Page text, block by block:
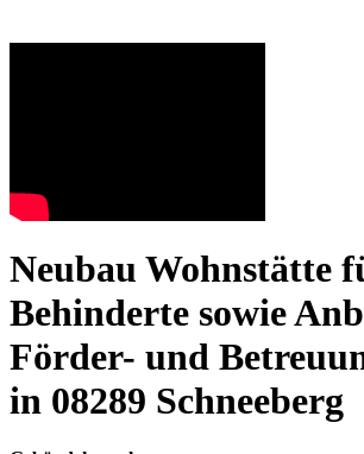
Neubau Wohnstätte
Behinderte sowie
Förder- und
in 08289 Schneeberg